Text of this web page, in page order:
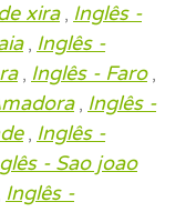
xira, Inglês -
, Inglês -
, Inglês - Faro,
, Inglês -
, Inglês -
- Sao joao
Inglês -